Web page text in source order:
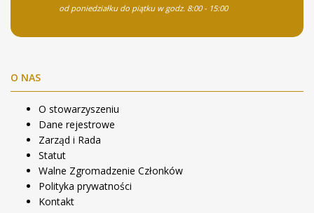
od poniedziałku do piątku w godz. 8:00 - 15:00
O NAS
O stowarzyszeniu
Dane rejestrowe
Zarząd i Rada
Statut
Walne Zgromadzenie Członków
Polityka prywatności
Kontakt